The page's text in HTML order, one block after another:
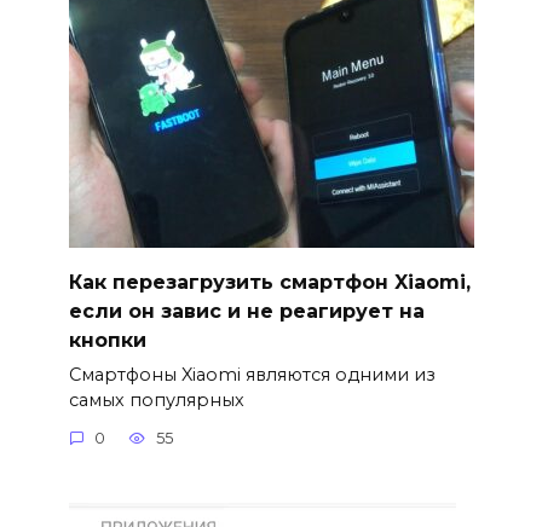
Как перезагрузить смартфон Xiaomi,
если он завис и не реагирует на
кнопки
Смартфоны Xiaomi являются одними из
самых популярных
0 55